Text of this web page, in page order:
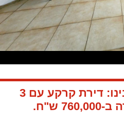
דירת קרקע עם 3
ש"ח.